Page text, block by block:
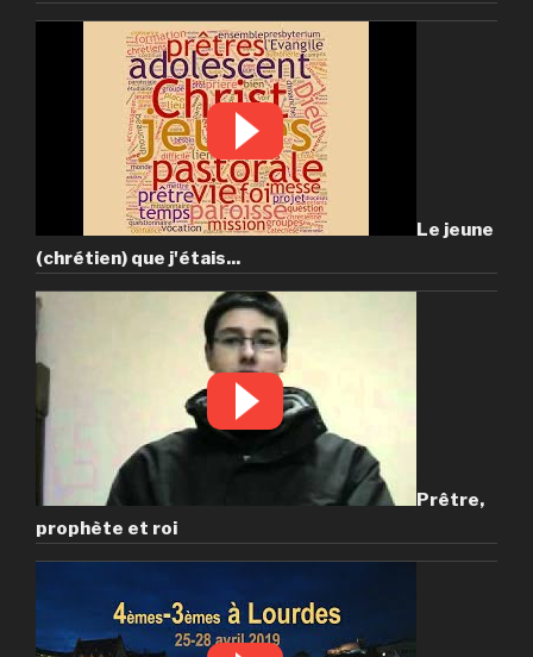
Le jeune
(chrétien) que j'étais...
Prêtre,
prophète et roi